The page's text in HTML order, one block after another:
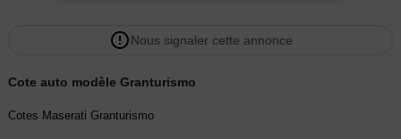
Nous signaler cette annonce
Cote auto modèle Granturismo
Cotes Maserati Granturismo